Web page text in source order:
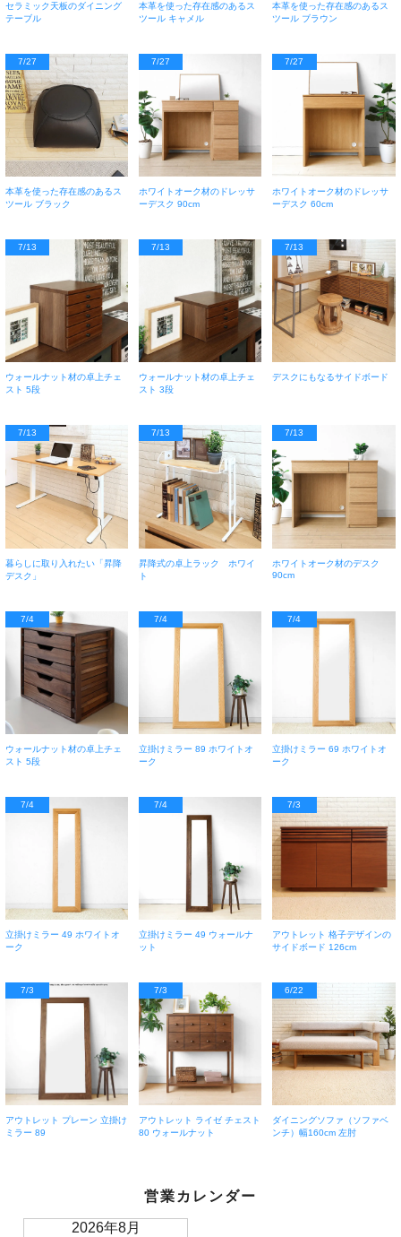
セラミック天板のダイニング
テーブル
本革を使った存在感のあるス
ツール キャメル
本革を使った存在感のあるス
ツール ブラウン
7/27
本革を使った存在感のあるス
ツール ブラック
7/27
ホワイトオーク材のドレッサ
ーデスク 90cm
7/27
ホワイトオーク材のドレッサ
ーデスク 60cm
7/13
ウォールナット材の卓上チェ
スト 5段
7/13
ウォールナット材の卓上チェ
スト 3段
7/13
デスクにもなるサイドボード
7/13
暮らしに取り入れたい「昇降
デスク」
7/13
昇降式の卓上ラック ホワイ
ト
7/13
ホワイトオーク材のデスク
90cm
7/4
ウォールナット材の卓上チェ
スト 5段
7/4
立掛けミラー 89 ホワイトオ
ーク
7/4
立掛けミラー 69 ホワイトオ
ーク
7/4
立掛けミラー 49 ホワイトオ
ーク
7/4
立掛けミラー 49 ウォールナ
ット
7/3
アウトレット 格子デザインの
サイドボード 126cm
7/3
アウトレット プレーン 立掛け
ミラー 89
7/3
アウトレット ライゼ チェスト
80 ウォールナット
6/22
ダイニングソファ（ソファベ
ンチ）幅160cm 左肘
営業カレンダー
2026年8月